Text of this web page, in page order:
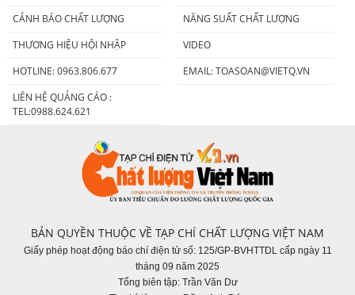
CẢNH BÁO CHẤT LƯỢNG
NĂNG SUẤT CHẤT LƯỢNG
THƯƠNG HIỆU HỘI NHẬP
VIDEO
HOTLINE: 0963.806.677
EMAIL:TOASOAN@VIETQ.VN
LIÊN HỆ QUẢNG CÁO :
TEL:0988.624.621
BẢN QUYỀN THUỘC VỀ TẠP CHÍ CHẤT LƯỢNG VIỆT NAM
Giấy phép hoạt động báo chí điện tử số: 125/GP-BVHTTDL cấp ngày 11
tháng 09 năm 2025
Tổng biên tập: Trần Văn Dư